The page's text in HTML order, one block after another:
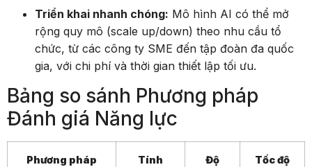
Triển khai nhanh chóng: Mô hình AI có thể mở
rộng quy mô (scale up/down) theo nhu cầu tổ
chức, từ các công ty SME đến tập đoàn đa quốc
gia, với chi phí và thời gian thiết lập tối ưu.
Bảng so sánh Phương pháp
Đánh giá Năng lực
Phương pháp
Tính
Độ
Tốc độ